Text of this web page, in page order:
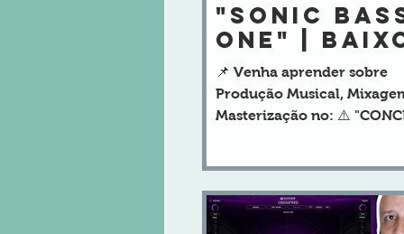
"SONIC
ONE" |
Virtual
📌 Venha aprender sobre
Produção Musical,
Masterização no: ⚠️
TEMPLATE PRONTO PARA
- SÓ COLOCAR A SUA VOZ